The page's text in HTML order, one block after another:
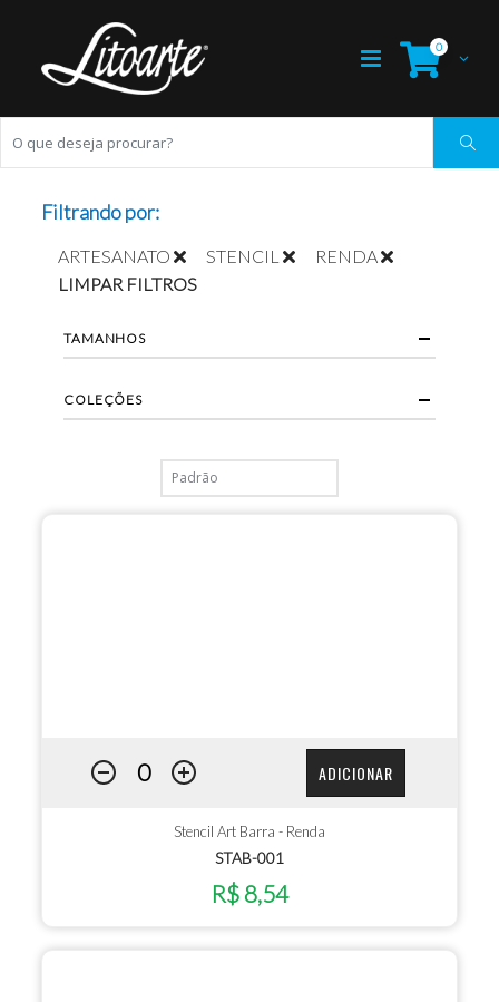
0
ADICIONAR
Stencil Art Barra - Renda
STAB-001
R$ 8,54
Filtrando por:
ARTESANATO STENCIL
RENDA
LIMPAR FILTROS
TAMANHOS
COLEÇÕES